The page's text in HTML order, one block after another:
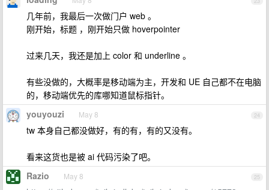
几年前，我最后一次做门户 web 。
刚开始，标题 ，刚开始只做 hoverpointer
过来几天，我还是加上 color 和 underline 。
有些没做的，大概率是移动端为主，开发和 UE 自己都不在电脑
的，移动端优先的库哪知道鼠标指针。
24
youyouzi May 8
tw 本身自己都没做好，有的有，有的又没有。
看来这货也是被 ai 代码污染了吧。
25
Razio May 8